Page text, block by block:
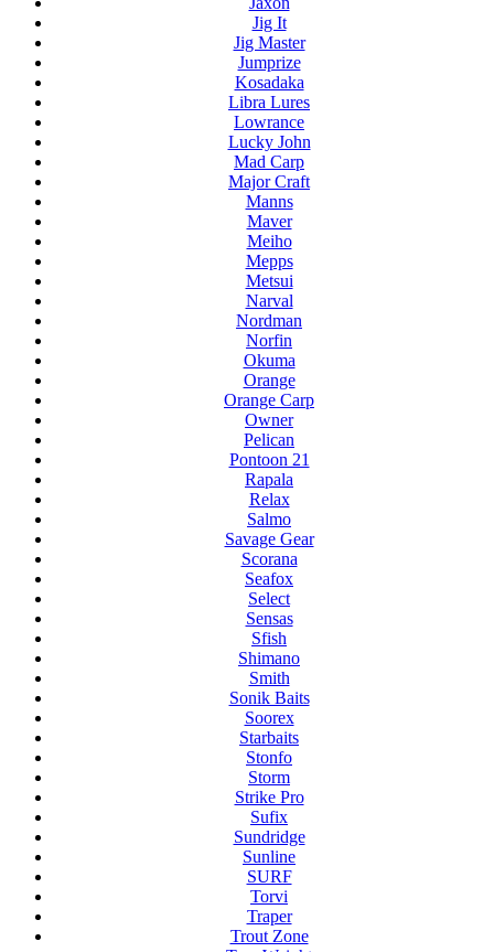
Jig It
Jig Master
Jumprize
Kosadaka
Libra Lures
Lowrance
Lucky John
Mad Carp
Major Craft
Manns
Maver
Meiho
Mepps
Metsui
Narval
Nordman
Norfin
Okuma
Orange
Orange Carp
Owner
Pelican
Pontoon 21
Rapala
Relax
Salmo
Savage Gear
Scorana
Seafox
Select
Sensas
Sfish
Shimano
Smith
Sonik Baits
Soorex
Starbaits
Stonfo
Storm
Strike Pro
Sufix
Sundridge
Sunline
SURF
Torvi
Traper
Trout Zone